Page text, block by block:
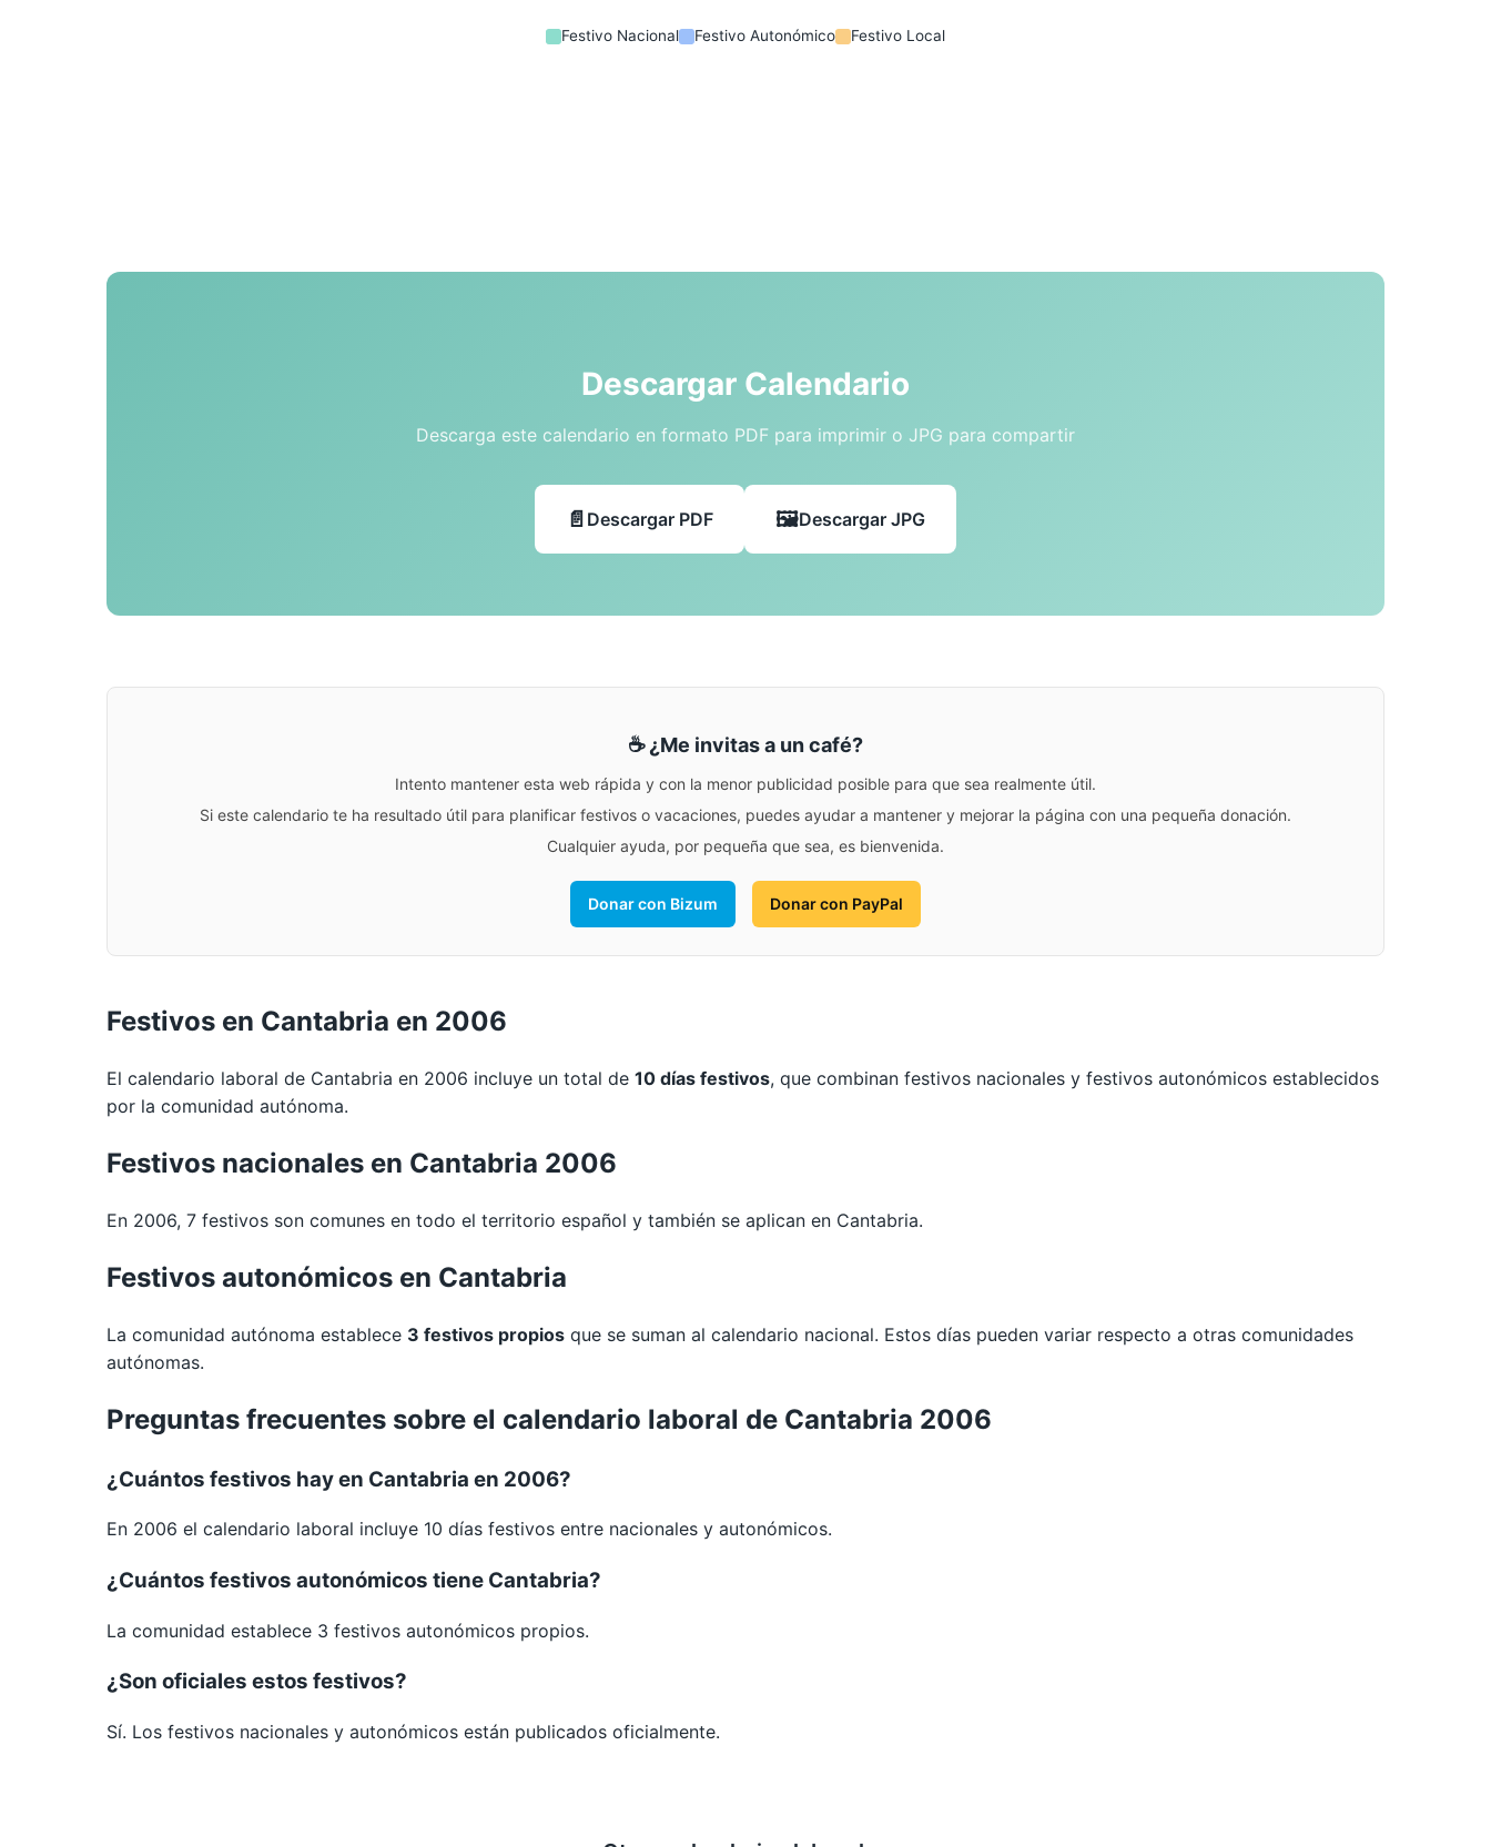
Festivo Nacional Festivo Autonómico Festivo Local
Descargar Calendario
Descarga este calendario en formato PDF para imprimir o JPG para compartir
Descargar PDF Descargar JPG
☕ ¿Me invitas a un café?
Intento mantener esta web rápida y con la menor publicidad posible para que sea realmente útil.
Si este calendario te ha resultado útil para planificar festivos o vacaciones, puedes ayudar a mantener y mejorar la página con una pequeña donación.
Cualquier ayuda, por pequeña que sea, es bienvenida.
Donar con Bizum Donar con PayPal
Festivos en Cantabria en 2006
El calendario laboral de Cantabria en 2006 incluye un total de 10 días festivos, que combinan festivos nacionales y festivos autonómicos establecidos
por la comunidad autónoma.
Festivos nacionales en Cantabria 2006
En 2006, 7 festivos son comunes en todo el territorio español y también se aplican en Cantabria.
Festivos autonómicos en Cantabria
La comunidad autónoma establece 3 festivos propios que se suman al calendario nacional. Estos días pueden variar respecto a otras comunidades
autónomas.
Preguntas frecuentes sobre el calendario laboral de Cantabria 2006
¿Cuántos festivos hay en Cantabria en 2006?
En 2006 el calendario laboral incluye 10 días festivos entre nacionales y autonómicos.
¿Cuántos festivos autonómicos tiene Cantabria?
La comunidad establece 3 festivos autonómicos propios.
¿Son oficiales estos festivos?
Sí. Los festivos nacionales y autonómicos están publicados oficialmente.